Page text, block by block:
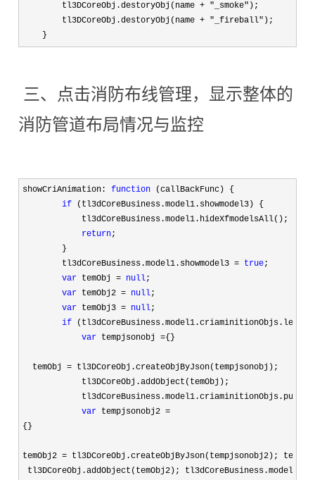
        tl3DCoreObj.destoryObj(name
+ "_smoke" );
        tl3DCoreObj.destoryObj(name
+ "_fireball" );
    }
三、点击消防布线管理，显示整体的
消防管道布局情况与监控
showCriAnimation: function (callBackFunc) {
if (tl3dCoreBusiness.model1.showmodel3) {
            tl3dCoreBusiness.model1.hideXfmodelsAll();
return;
        }
        tl3dCoreBusiness.model1.showmodel3
= true;
var temObj = null;
var temObj2 = null;
var temObj3 = null;
if (tl3dCoreBusiness.model1.criaminitionObjs.length
var tempjsonobj ={}
  temObj
= tl3DCoreObj.createObjByJson(tempjsonobj);
            tl3DCoreObj.addObject(temObj);
var tempjsonobj2 =
{}
temObj2 = tl3DCoreObj.createObjByJson(tempjsonobj2);
tl3DCoreObj.addObject(temObj2);